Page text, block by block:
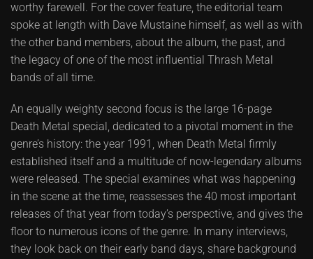
worthy farewell. For the cover feature, the editorial team
spoke at length with Dave Mustaine himself, as well as with
the other band members, about the album, the past, and
the legacy of one of the most influential Thrash Metal
bands of all time.
An equally weighty second focus is the large 16-page
Death Metal special, dedicated to a pivotal moment in the
genre’s history: the year 1991, when Death Metal firmly
established itself and a multitude of now-legendary albums
were released. The special examines what was happening
in the scene at the time, reassesses the 40 most important
releases of that year from today’s perspective, and gives the
floor to numerous icons of the genre. In many interviews,
they look back on their early band days, share background